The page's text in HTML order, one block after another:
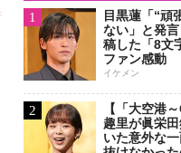
1
目黒蓮「“頑
ない」と発
稿した「8文
ファン感動
イケメン
2
【「大空港
趣里が眞栄
いた意外な